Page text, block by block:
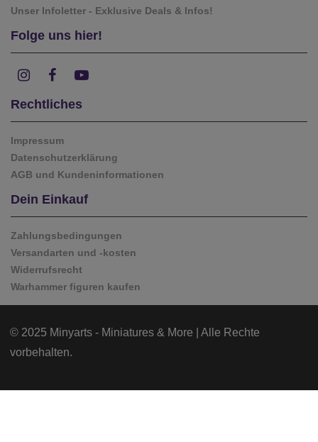
Unser Infoletter - Exklusive Deals & Infos!
Folge uns hier!
Rechtliches
Impressum
Datenschutzerklärung
AGB und Kundeninformationen
Dein Einkauf
Zahlungsbedingungen
Versandarten und -kosten
Widerrufsrecht
Warhammer figuren kaufen
© 2025 Minyarts - Miniatures & More | Alle Rechte
vorbehalten.